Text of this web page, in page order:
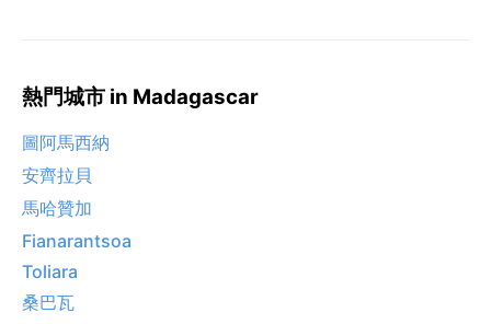
熱門城市 in Madagascar
圖阿馬西納
安齊拉貝
馬哈贊加
Fianarantsoa
Toliara
桑巴瓦